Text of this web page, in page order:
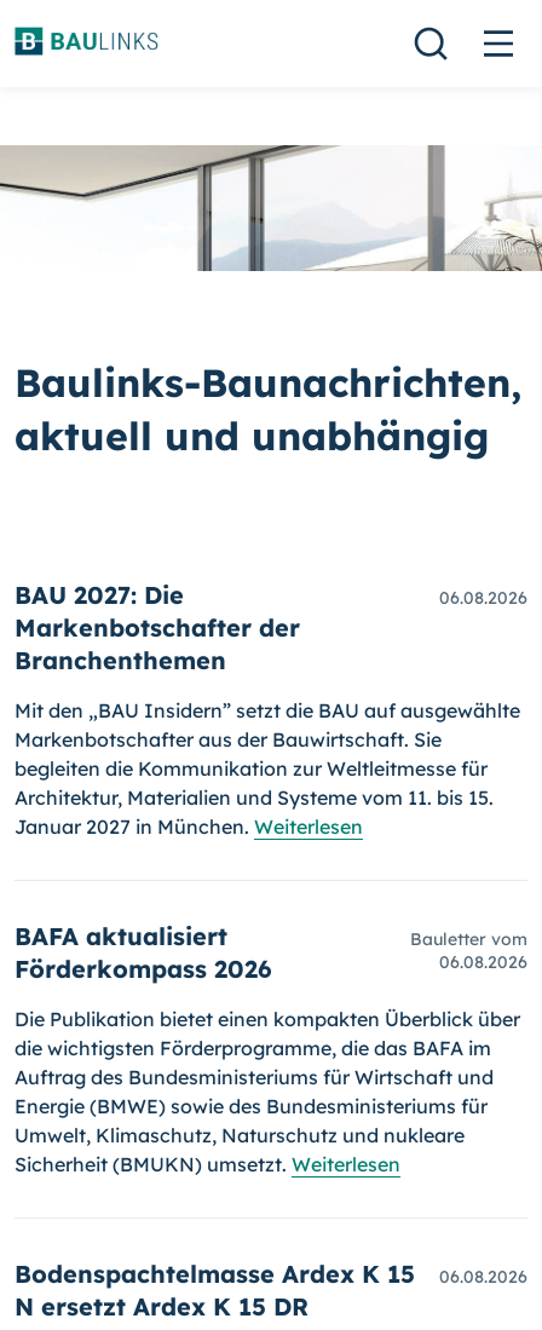
Baulinks-Baunachrichten,
aktuell und unabhängig
BAU 2027: Die
Markenbotschafter der
Branchenthemen
06.08.2026
Mit den „BAU Insidern” setzt die BAU auf ausgewählte
Markenbotschafter aus der Bauwirtschaft. Sie
begleiten die Kommunikation zur Weltleitmesse für
Architektur, Materialien und Systeme vom 11. bis 15.
Januar 2027 in München. Weiterlesen
BAFA aktualisiert
Förderkompass 2026
Bauletter vom
06.08.2026
Die Publikation bietet einen kompakten Überblick über
die wichtigsten Förderprogramme, die das BAFA im
Auftrag des Bundesministeriums für Wirtschaft und
Energie (BMWE) sowie des Bundesministeriums für
Umwelt, Klimaschutz, Naturschutz und nukleare
Sicherheit (BMUKN) umsetzt. Weiterlesen
Bodenspachtelmasse Ardex K 15
N ersetzt Ardex K 15 DR
06.08.2026